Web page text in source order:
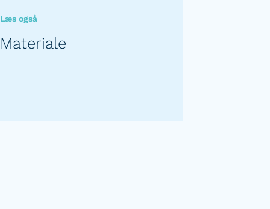
Læs også
Materiale